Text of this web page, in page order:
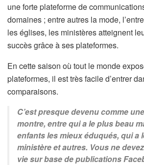
une forte plateforme de
domaines ; entre autres la mode,
les églises, les ministères atteignent
succès grâce à ses plateformes.
En cette saison où tout le monde
plateformes, il est très facile d’entrer
comparaisons.
C’est presque devenu comme
montre, entre qui a le plus beau
enfants les mieux éduqués, qui a
ministère et autres. Vous ne
vie sur base de publications